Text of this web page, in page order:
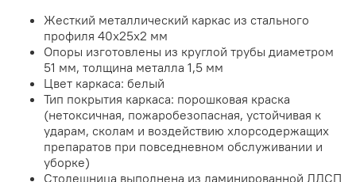
Жесткий металлический каркас из стального
профиля 40х25х2 мм
Опоры изготовлены из круглой трубы диаметром
51 мм, толщина металла 1,5 мм
Цвет каркаса: белый
Тип покрытия каркаса: порошковая краска
(нетоксичная, пожаробезопасная, устойчивая к
ударам, сколам и воздействию хлорсодержащих
препаратов при повседневном обслуживании и
уборке)
Столешница выполнена из ламинированной ЛДСП